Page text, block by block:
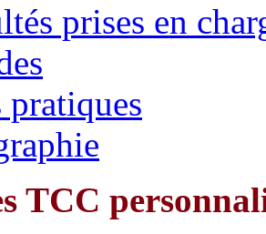
prises en
TCC